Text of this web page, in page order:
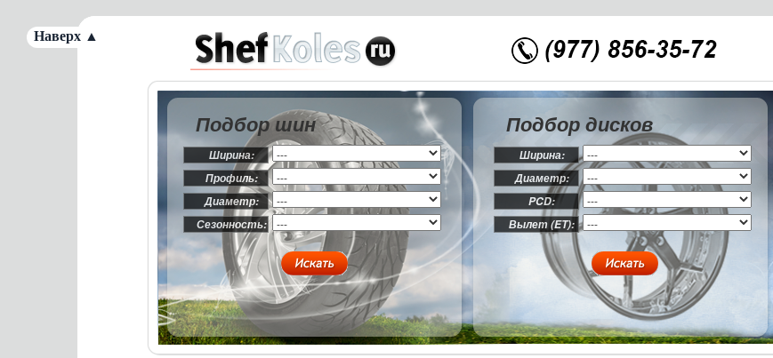
Подбор шин
Ширина:
Профиль:
Диаметр:
Сезонность:
Подбор дисков
Ширина:
Диаметр:
PCD:
Вылет (ET):
Наверх ▲